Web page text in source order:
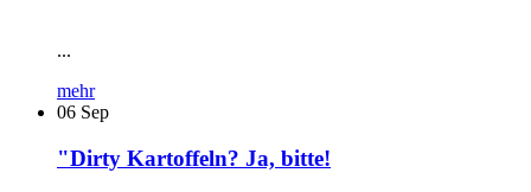
...
mehr
06 Sep
"Dirty Kartoffeln? Ja, bitte!